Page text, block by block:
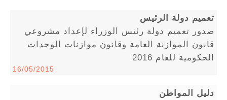
تعميم دولة الرئيس
صدور تعميم دولة رئيس الوزراء لإعداد مشروعي
قانون الموازنة العامة وقانون موازنات الوحدات
الحكومية للعام 2016
16/05/2015
دليل المواطن